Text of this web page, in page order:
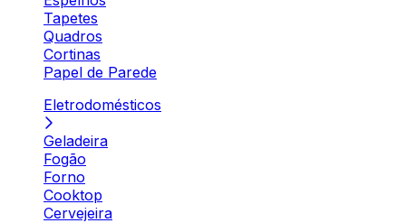
Tapetes
Quadros
Cortinas
Papel de Parede
Eletrodomésticos
Geladeira
Fogão
Forno
Cooktop
Cervejeira